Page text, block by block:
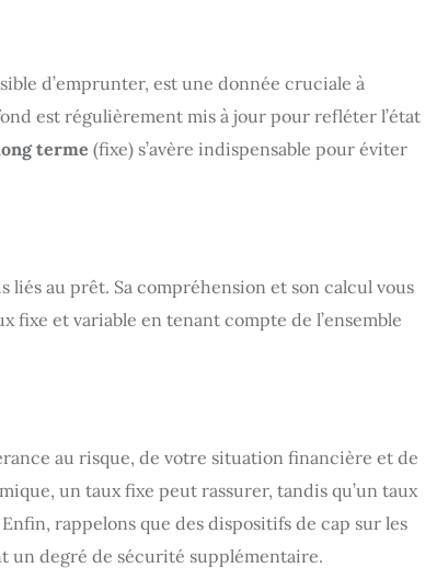
d’emprunter, est une donnée cruciale à
est régulièrement mis à jour pour refléter l’état
terme (fixe) s’avère indispensable pour éviter
liés au prêt. Sa compréhension et son calcul vous
et variable en tenant compte de l’ensemble
au risque, de votre situation financière et de
un taux fixe peut rassurer, tandis qu’un taux
rappelons que des dispositifs de cap sur les
un degré de sécurité supplémentaire.